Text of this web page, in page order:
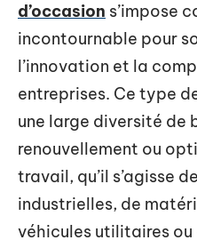
d’occasion s’impose
incontournable pour
l’innovation et la
entreprises. Ce type
une large diversité de
renouvellement ou
travail, qu’il s’agisse
industrielles, de
véhicules utilitaires ou